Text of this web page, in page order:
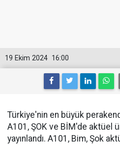
16:00
19 Ekim 2024
Türkiye'nin en büyük
A101, ŞOK ve BİM'de aktüel
yayınlandı. A101, Bim, Şok